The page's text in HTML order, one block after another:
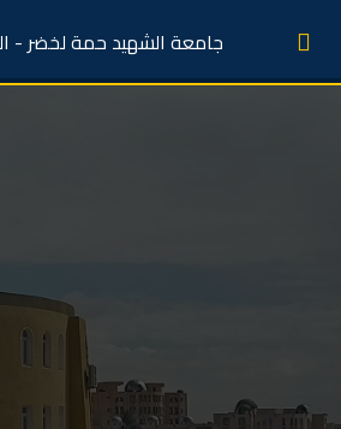
جامعة الشهيد حمة لخضر -